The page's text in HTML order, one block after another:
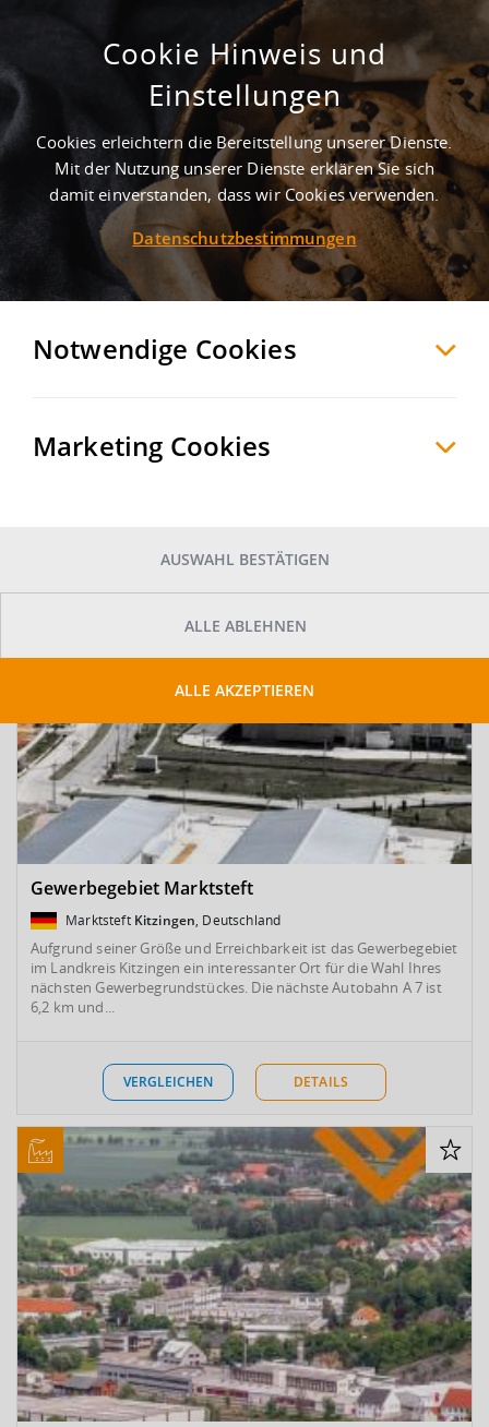
2 Treffer -Gewerbegebiete in Marktsteft
Marktsteft
Möchten Sie diese Suche als Suchauftrag
Objekte informiert werden?
Gewerbegebiet Marktsteft
Marktsteft Kitzingen, Deutschland
Aufgrund seiner Größe und Erreichbarkeit ist das Gewerbegebiet
im Landkreis Kitzingen ein interessanter Ort für die Wahl Ihres
nächsten Gewerbegrundstückes. Die nächste Autobahn A 7 ist
6,2 km und...
VERGLEICHEN DETAILS
Cookie Hinweis und
Einstellungen
Cookies erleichtern die Bereitstellung unserer Dienste.
Mit der Nutzung unserer Dienste erklären Sie sich
damit einverstanden, dass wir Cookies verwenden.
Datenschutzbestimmungen
Notwendige Cookies
Marketing Cookies
AUSWAHL BESTÄTIGEN
ALLE ABLEHNEN
ALLE AKZEPTIEREN